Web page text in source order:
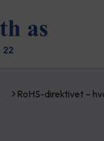
RoHS-direktivet –